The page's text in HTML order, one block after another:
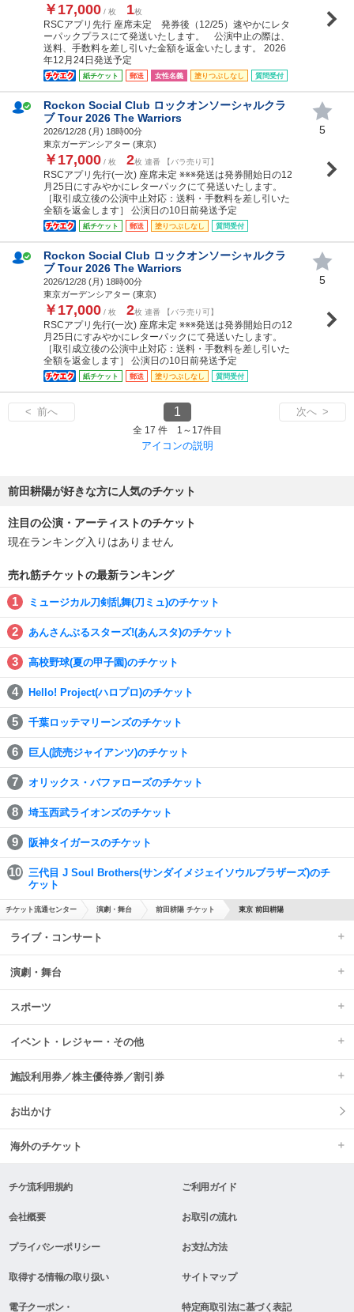
￥17,000 / 枚 1枚
RSCアプリ先行 座席未定 発券後（12/25）速やかにレタ
ーパックプラスにて発送いたします。 公演中止の際は、
送料、手数料を差し引いた金額を返金いたします。 2026
年12月24日発送予定
紙チケット 郵送 女性名義 塗りつぶしなし 質問受付
Rockon Social Club ロックオンソーシャルクラ
ブ Tour 2026 The Warriors
2026/12/28 (月) 18時00分
東京ガーデンシアター (東京)
￥17,000 / 枚 2枚 連番 【バラ売り可】
RSCアプリ先行(一次) 座席未定 ※※※発送は発券開始日の12
月25日にすみやかにレターパックにて発送いたします。
［取引成立後の公演中止対応：送料・手数料を差し引いた
全額を返金します］ 公演日の10日前発送予定
紙チケット 郵送 塗りつぶしなし 質問受付
5
Rockon Social Club ロックオンソーシャルクラ
ブ Tour 2026 The Warriors
2026/12/28 (月) 18時00分
東京ガーデンシアター (東京)
￥17,000 / 枚 2枚 連番 【バラ売り可】
RSCアプリ先行(一次) 座席未定 ※※※発送は発券開始日の12
月25日にすみやかにレターパックにて発送いたします。
［取引成立後の公演中止対応：送料・手数料を差し引いた
全額を返金します］ 公演日の10日前発送予定
紙チケット 郵送 塗りつぶしなし 質問受付
5
< 前へ 1 次へ >
全 17 件 1～17件目
アイコンの説明
前田耕陽が好きな方に人気のチケット
注目の公演・アーティストのチケット
現在ランキング入りはありません
売れ筋チケットの最新ランキング
ミュージカル刀剣乱舞(刀ミュ)のチケット
あんさんぶるスターズ!(あんスタ)のチケット
高校野球(夏の甲子園)のチケット
Hello! Project(ハロプロ)のチケット
千葉ロッテマリーンズのチケット
巨人(読売ジャイアンツ)のチケット
オリックス・バファローズのチケット
埼玉西武ライオンズのチケット
阪神タイガースのチケット
三代目 J Soul Brothers(サンダイメジェイソウルブラザーズ)のチ
ケット
チケット流通センター 演劇・舞台 前田耕陽 チケット 東京 前田耕陽
ライブ・コンサート
演劇・舞台
スポーツ
イベント・レジャー・その他
施設利用券／株主優待券／割引券
お出かけ
海外のチケット
チケ流利用規約 ご利用ガイド
会社概要 お取引の流れ
プライバシーポリシー お支払方法
取得する情報の取り扱い サイトマップ
電子クーポン・ 特定商取引法に基づく表記